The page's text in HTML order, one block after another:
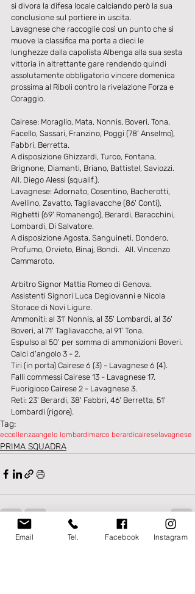
si divora la difesa locale calciando però la sua
conclusione sul portiere in uscita.
Lavagnese che raccoglie così un punto che sì
muove la classifica ma porta a dieci le
lunghezze dalla capolista Albenga alla sua sesta
vittoria in altrettante gare rendendo quindi
assolutamente obbligatorio vincere domenica
prossima al Riboli contro la rivelazione Forza e
Coraggio.
Cairese: Moraglio, Mata, Nonnis, Boveri, Tona,
Facello, Sassari, Franzino, Poggi (78' Anselmo),
Fabbri, Berretta.
A disposizione Ghizzardi, Turco, Fontana,
Brignone, Diamanti, Briano, Battistel, Saviozzi.
All. Diego Alessi (squalif.).
Lavagnese: Adornato, Cosentino, Bacherotti,
Avellino, Zavatto, Tagliavacche (86' Conti),
Righetti (69' Romanengo), Berardi, Baracchini,
Lombardi, Di Salvatore.
A disposizione Agosta, Sanguineti. Dondero,
Profumo, Orvieto, Binaj, Bondi.   All. Vincenzo
Cammaroto.
Arbitro Signor Mattia Romeo di Genova.
Assistenti Signori Luca Degiovanni e Nicola
Storace di Novi Ligure.
Ammoniti: al 31' Nonnis, al 35' Lombardi, al 36'
Boveri, al 71' Tagliavacche, al 91' Tona.
Espulso al 50' per somma di ammonizioni Boveri.
Calci d'angolo 3 - 2.
Tiri (in porta) Cairese 6 (3) - Lavagnese 6 (4).
Falli commessi Cairese 13 - Lavagnese 17.
Fuorigioco Cairese 2 - Lavagnese 3.
Reti: 23' Berardi, 38' Fabbri, 46' Berretta, 51'
Lombardi (rigore).
Tag:
eccellenzaangelo lombardimarco berardicaireselavagnese
PRIMA SQUADRA
Post recenti Mostra tutti
Email Tel. Facebook Instagram